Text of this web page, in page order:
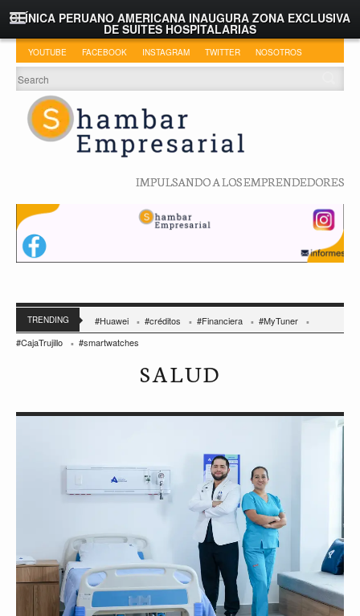
CLÍNICA PERUANO AMERICANA INAUGURA ZONA EXCLUSIVA
DE SUITES HOSPITALARIAS
YOUTUBE FACEBOOK INSTAGRAM TWITTER NOSOTROS
IMPULSANDO A LOS EMPRENDEDORES
TRENDING #Huawei #créditos #Financiera
#MyTuner
#CajaTrujillo
#smartwatches
SALUD